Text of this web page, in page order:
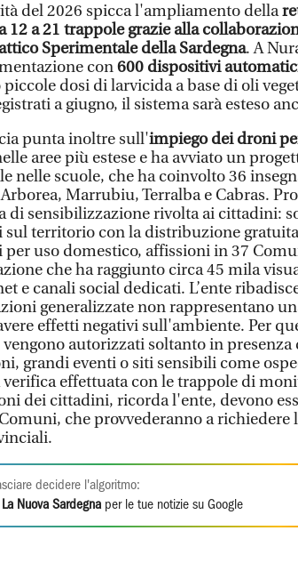
del 2026 spicca l'ampliamento della
12 a 21 trappole grazie alla
Sperimentale della Sardegna. A
con600 dispositivi
dosi di larvicida a base di oli
a giugno, il sistema sarà esteso
punta inoltre sull'impiego dei droni
aree più estese e ha avviato un
nelle scuole, che ha coinvolto 36
Marrubiu, Terralba e Cabras.
di sensibilizzazione rivolta ai cittadini:
sul territorio con la distribuzione
per uso domestico, affissioni in 37
che ha raggiunto circa 45 mila
e canali social dedicati. L’ente
generalizzate non rappresentano
effetti negativi sull'ambiente. Per
autorizzati soltanto in presenza
grandi eventi o siti sensibili come
effettuata con le trappole di
dei cittadini, ricorda l'ente, devono
che provvederanno a richiedere
decidere l'algoritmo:
La Nuova Sardegna per le tue notizie su Google